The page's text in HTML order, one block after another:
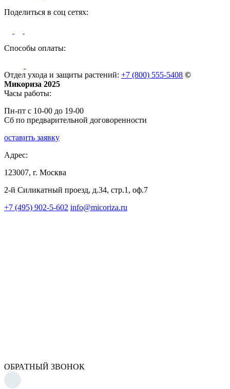
Поделиться в соц сетях:
Способы оплаты:
Отдел ухода и защиты растений: +7 (800) 555-5408 ©
Микориза 2025
Часы работы:
Пн-пт с 10-00 до 19-00
Сб по предварительной договоренности
оставить заявку
Адрес:
123007, г. Москва
2-й Силикатный проезд, д.34, стр.1, оф.7
+7 (495) 902-5-602 info@micoriza.ru
ОБРАТНЫЙ ЗВОНОК